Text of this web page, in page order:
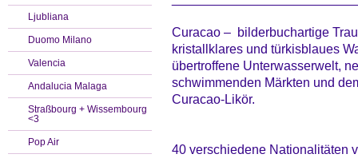
Ljubliana
Duomo Milano
Valencia
Andalucia Malaga
Straßbourg + Wissembourg
<3
Pop Air
Curacao – bilderbuchartige
kristallklares und türkisblaues
übertroffene Unterwasserwelt,
schwimmenden Märkten und
Curacao-Likör.
40 verschiedene Nationalitäten